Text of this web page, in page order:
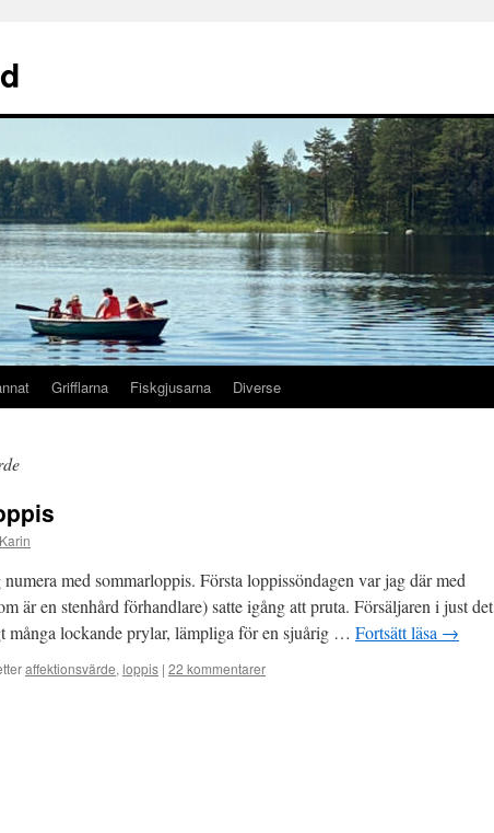
Grifflarna Fiskgjusarna Diverse
Karin
med sommarloppis. Första loppissöndagen var jag där med
är en stenhård förhandlare) satte igång att pruta. Försäljaren i just det
många lockande prylar, lämpliga för en sjuårig … Fortsätt läsa →
affektionsvärde, loppis | 22 kommentarer